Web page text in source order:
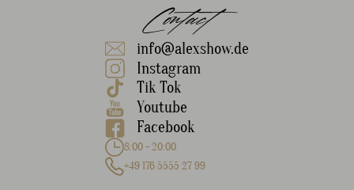
Contact
info@alexshow.de
Instagram
Tik Tok
Youtube
Facebook
8:00 - 20:00
+49 176 5555 27 99